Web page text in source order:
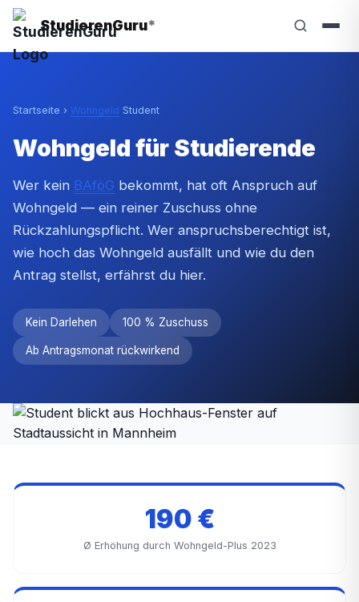
StudierenGuru*
Startseite › Wohngeld Student
Wohngeld für Studierende
Wer kein BAföG bekommt, hat oft Anspruch auf
Wohngeld — ein reiner Zuschuss ohne
Rückzahlungspflicht. Wer anspruchsberechtigt ist,
wie hoch das Wohngeld ausfällt und wie du den
Antrag stellst, erfährst du hier.
Kein Darlehen 100 % Zuschuss
Ab Antragsmonat rückwirkend
190 €
Ø Erhöhung durch Wohngeld-Plus 2023